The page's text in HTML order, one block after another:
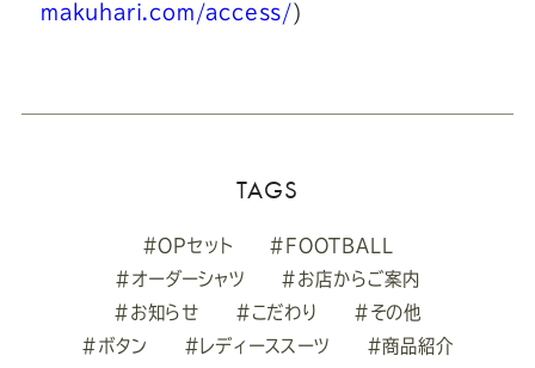
makuhari.com/access/)
TAGS
#OPセット
#FOOTBALL
#オーダーシャツ
#お店からご案内
#お知らせ
#こだわり
#その他
#ボタン
#レディーススーツ
#商品紹介